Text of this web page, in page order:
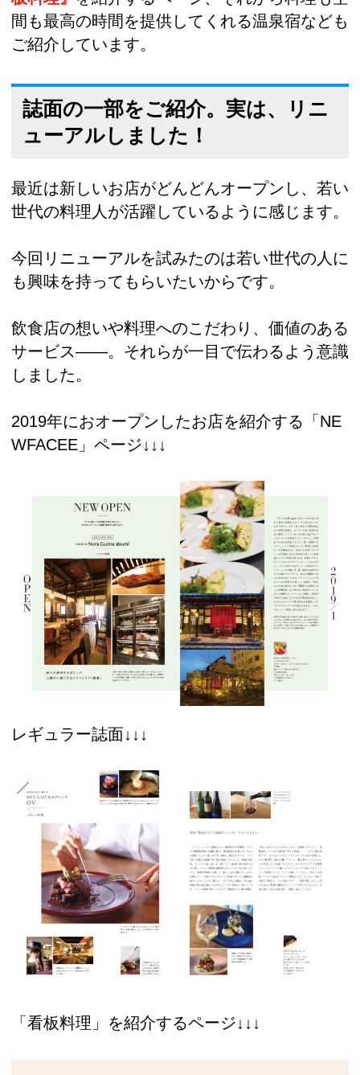
間も最高の時間を提供してくれる温泉宿なども
ご紹介しています。
誌面の一部をご紹介。実は、リニ
ューアルしました！
最近は新しいお店がどんどんオープンし、若い
世代の料理人が活躍しているように感じます。
今回リニューアルを試みたのは若い世代の人に
も興味を持ってもらいたいからです。
飲食店の想いや料理へのこだわり、価値のある
サービス――。それらが一目で伝わるよう意識
しました。
2019年におオープンしたお店を紹介する「NE
WFACEE」ページ↓↓↓
レギュラー誌面↓↓↓
「看板料理」を紹介するページ↓↓↓